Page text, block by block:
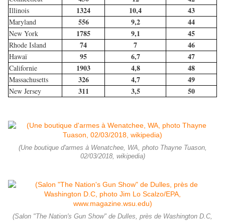
Illinois 1324 10,4 43
Maryland 556 9,2 44
New York 1785 9,1 45
Rhode Island 74 7 46
Hawaï 95 6,7 47
Californie 1903 4,8 48
Massachusetts 326 4,7 49
New Jersey 311 3,5 50
(Une boutique d'armes à Wenatchee, WA, photo Thayne Tuason,
02/03/2018, wikipedia)
(Salon "The Nation's Gun Show" de Dulles, près de Washington D.C,